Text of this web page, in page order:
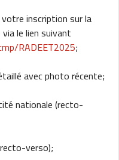
inscription sur la
le lien suivant
RADEET2025;
avec photo récente;
nationale (recto-
verso);